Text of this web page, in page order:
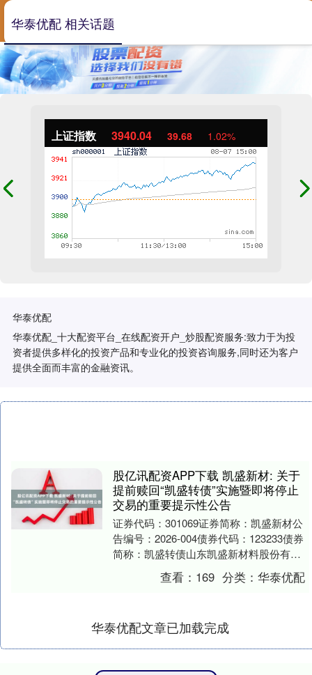
上证指数 3940.04 39.68 1.02%
华泰优配
华泰优配_十大配资平台_在线配资开户_炒股配资服务:致力于为投
资者提供多样化的投资产品和专业化的投资咨询服务,同时还为客户
提供全面而丰富的金融资讯。
华泰优配 相关话题
股亿讯配资APP下载 凯盛新材: 关于
提前赎回“凯盛转债”实施暨即将停止
交易的重要提示性公告
证券代码：301069证券简称：凯盛新材公
告编号：2026-004债券代码：123233债券
简称：凯盛转债山东凯盛新材料股份有限
公司关于提前赎回“凯盛转债”实施....
查看： 169 分类：华泰优配
华泰优配文章已加载完成